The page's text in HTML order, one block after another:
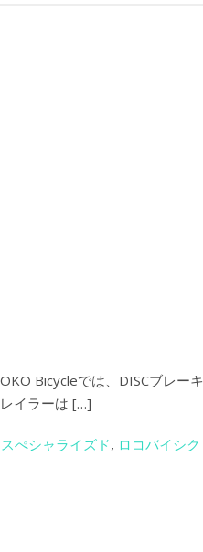
Bicycleでは、DISCブレーキ
イラーは […]
スぺシャライズド, ロコバイシク